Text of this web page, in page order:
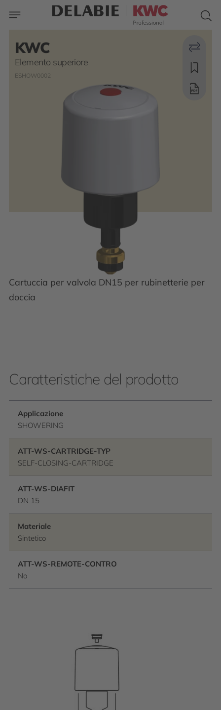
KWC
Elemento superiore
ESHOW0002
Cartuccia per valvola DN15 per rubinetterie per
doccia
Caratteristiche del prodotto
Applicazione
SHOWERING
ATT-WS-CARTRIDGE-TYP
SELF-CLOSING-CARTRIDGE
ATT-WS-DIAFIT
DN 15
Materiale
Sintetico
ATT-WS-REMOTE-CONTRO
No